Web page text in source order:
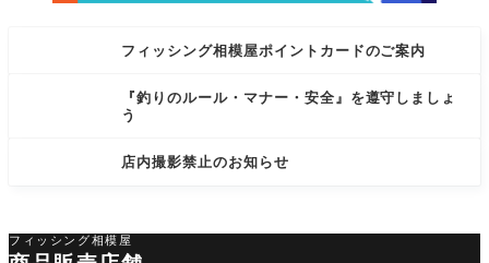
フィッシング相模屋ポイントカードのご案内
『釣りのルール・マナー・安全』を遵守しましょ
う
店内撮影禁止のお知らせ
フィッシング相模屋